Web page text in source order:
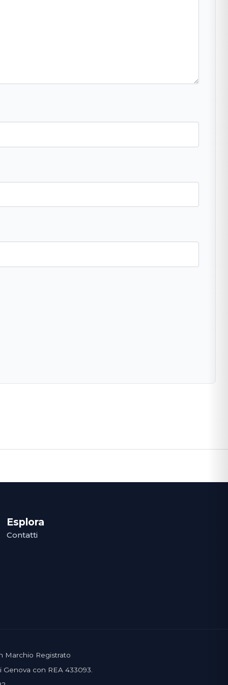
Esplora
Contatti
Marchio Registrato
con REA 433093.